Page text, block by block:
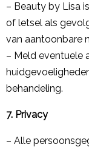
– Beauty by Lisa
of letsel als
van aantoonbare
– Meld eventuele
behandeling.
7. Privacy
– Alle